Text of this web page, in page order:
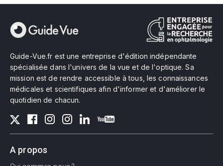
Guide-Vue.fr est une entreprise d'édition indépendante
spécialisée dans l'univers de la vue et de l'optique. Sa
mission est de rendre accessible à tous, les connaissances
médicales et scientifiques afin d'informer et d'améliorer le
quotidien de chacun.
A propos